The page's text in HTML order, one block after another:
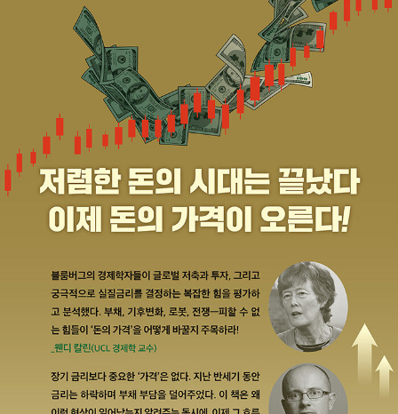
인적자원개발학회 부회장, 인공지능법학회 상임이사 등을 맡으
며 경제, 산업, 기술 분야를 넘나드는 다양한 연구 프로젝트에 참
여해왔다. 특히 산업과 기술, 도시와 국가의 흥망을 경제의 언어
로 해석하는 통찰로 주목받고 있다. MBC <박정호의 손에 잡히
는 경제 플러스>와 유튜브 <박정호 교수의 여의도멘션>을 통해
세계 경제와 산업 이슈를 쉽고 흥미롭게 전달하고 있다. 복잡한
경제 현상을 사람 사는 이야기로 풀어내는 그의 강의와 콘텐츠는
“경제가 가장 재미있어지는 순간”이라는 평가를 받는다. 지은 책
업》(공저) 《경제학자의 인문학서재》 《세계지도를 펼치면 돈의
흐름이 보인다》 등이 있다.